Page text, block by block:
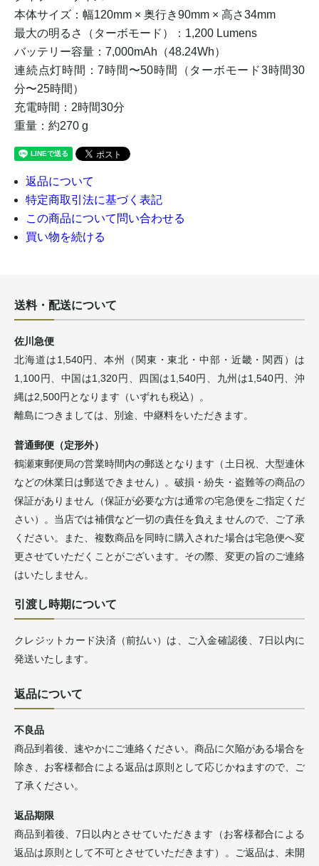
本体サイズ：幅120mm × 奥行き90mm × 高さ34mm
最大の明るさ（ターボモード）：1,200 Lumens
バッテリー容量：7,000mAh（48.24Wh）
連続点灯時間：7時間〜50時間（ターボモード3時間30
分〜25時間）
充電時間：2時間30分
重量：約270 g
返品について
特定商取引法に基づく表記
この商品について問い合わせる
買い物を続ける
送料・配送について
佐川急便
北海道は1,540円、本州（関東・東北・中部・近畿・関西）は
1,100円、中国は1,320円、四国は1,540円、九州は1,540円、沖
縄は2,500円となります（いずれも税込）。
離島につきましては、別途、中継料をいただきます。
普通郵便（定形外）
鶴瀬東郵便局の営業時間内の郵送となります（土日祝、大型連休
などの休業日は郵送できません）。破損・紛失・盗難等の商品の
保証がありません（保証が必要な方は通常の宅急便をご指定くだ
さい）。当店では補償など一切の責任を負えませんので、ご了承
ください。また、複数商品を同時に購入された場合は宅急便へ変
更させていただくことがございます。その際、変更の旨のご連絡
はいたしません。
引渡し時期について
クレジットカード決済（前払い）は、ご入金確認後、7日以内に
発送いたします。
返品について
不良品
商品到着後、速やかにご連絡ください。商品に欠陥がある場合を
除き、お客様都合による返品は原則として応じかねますので、ご
了承ください。
返品期限
商品到着後、7日以内とさせていただきます（お客様都合による
返品は原則として不可とさせていただきます）。ご返品は、未開